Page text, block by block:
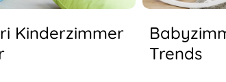
Kinderzimmer
Trends